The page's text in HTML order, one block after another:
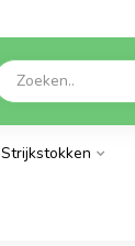
Strijkstokken